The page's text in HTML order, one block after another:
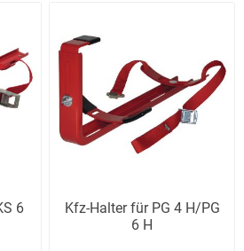
6
Kfz-Halter für PG 4 H/PG
6 H